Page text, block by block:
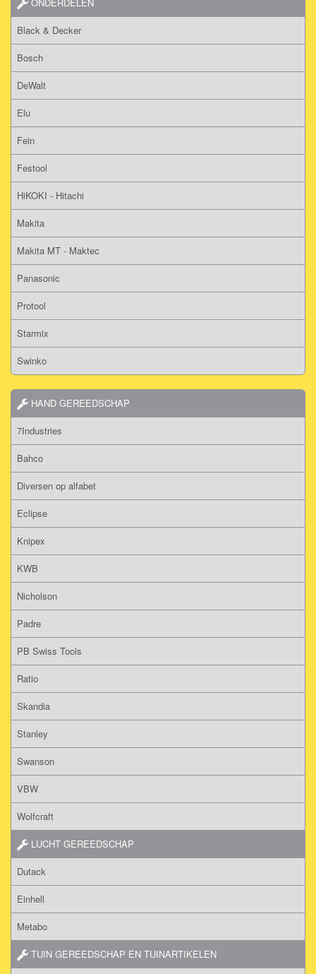
Black & Decker
Bosch
DeWalt
Elu
Fein
Festool
HiKOKI - Hitachi
Makita
Makita MT - Maktec
Panasonic
Protool
Starmix
Swinko
HAND GEREEDSCHAP
7Industries
Bahco
Diversen op alfabet
Eclipse
Knipex
KWB
Nicholson
Padre
PB Swiss Tools
Ratio
Skandia
Stanley
Swanson
VBW
Wolfcraft
LUCHT GEREEDSCHAP
Dutack
Einhell
Metabo
TUIN GEREEDSCHAP EN TUINARTIKELEN